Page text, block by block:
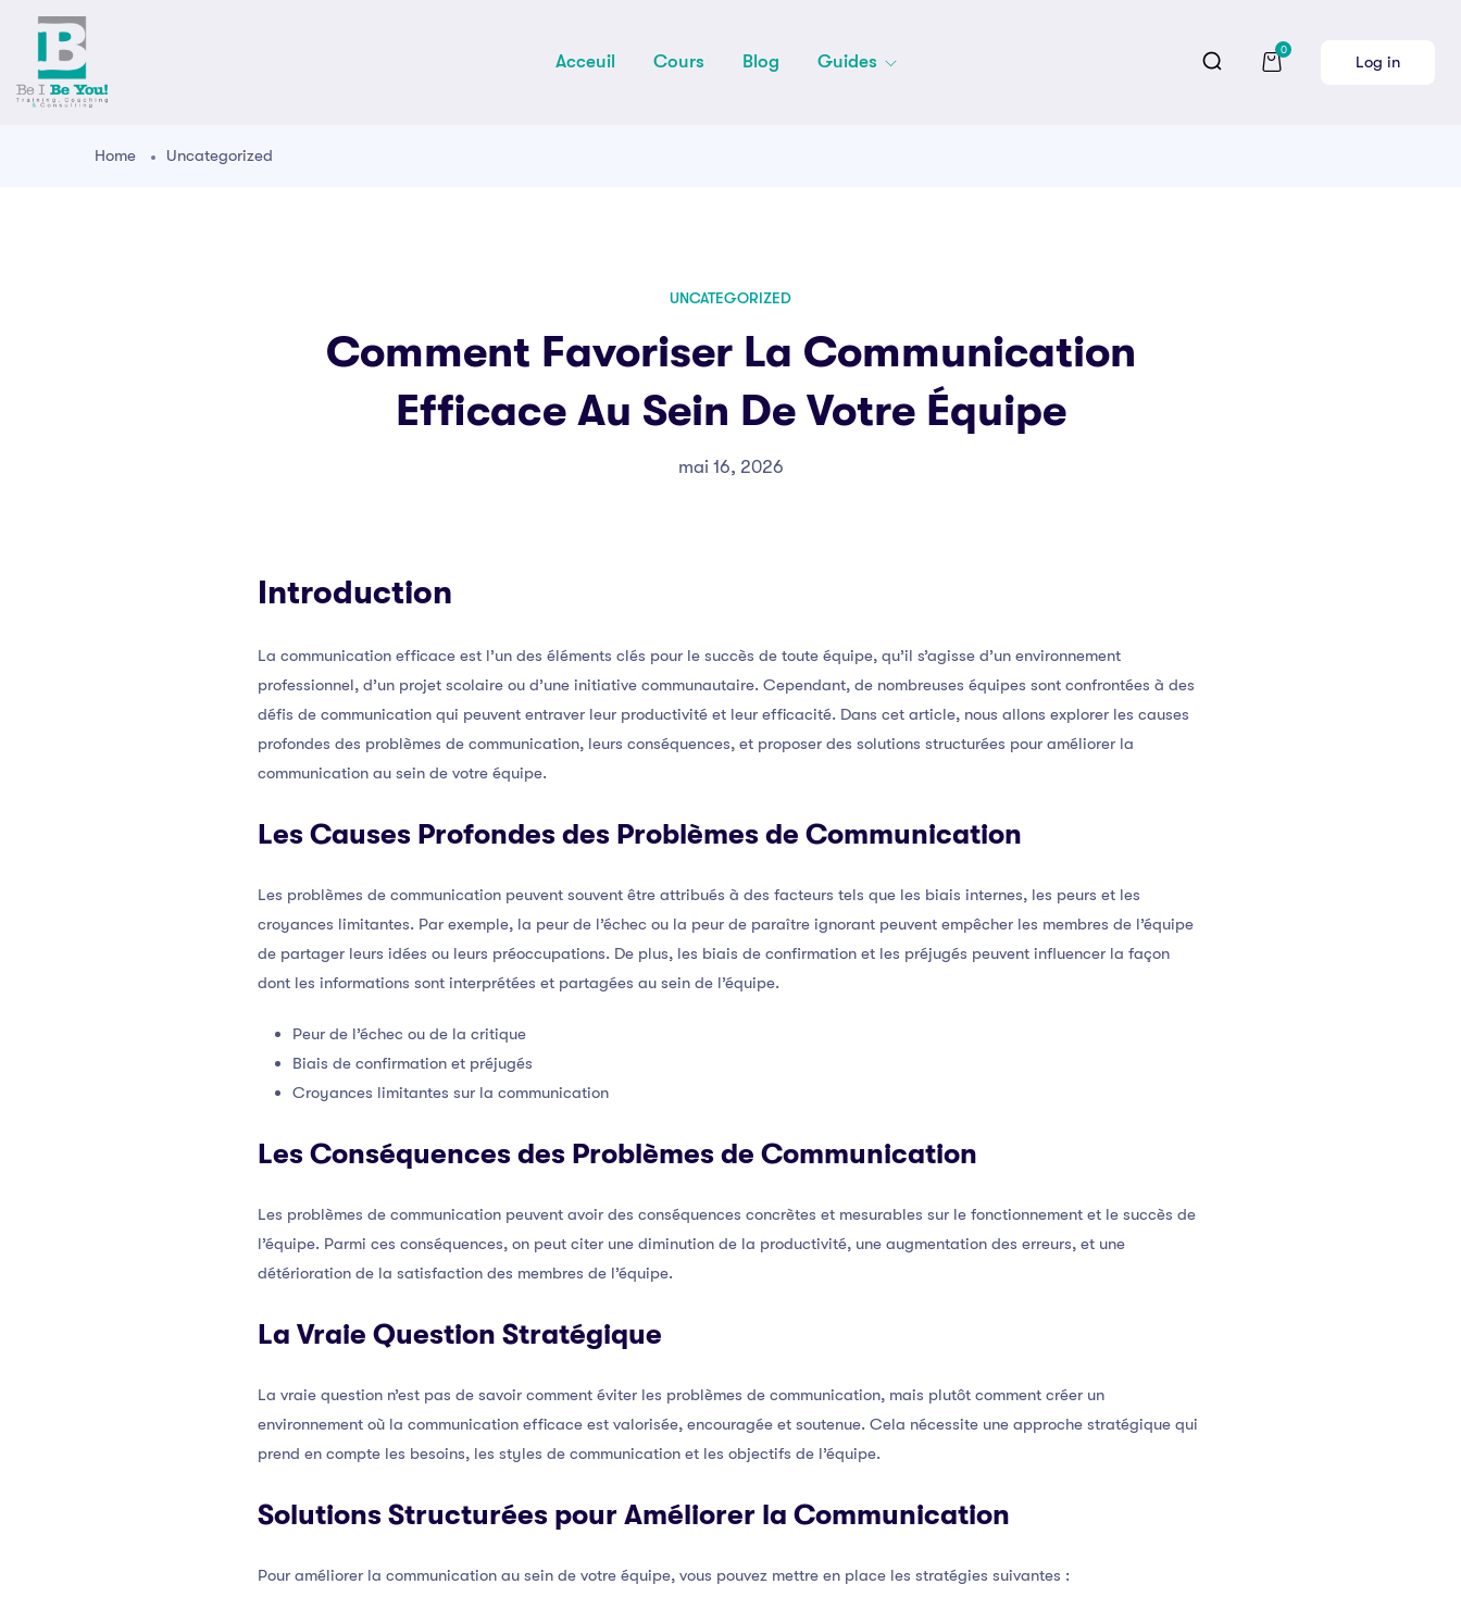
Acceuil Cours Blog Guides
0
Log in
Home Uncategorized
UNCATEGORIZED
Comment Favoriser La Communication
Efficace Au Sein De Votre Équipe
mai 16, 2026
Introduction
La communication efficace est l’un des éléments clés pour le succès de toute équipe, qu’il s’agisse d’un environnement
professionnel, d’un projet scolaire ou d’une initiative communautaire. Cependant, de nombreuses équipes sont confrontées à des
défis de communication qui peuvent entraver leur productivité et leur efficacité. Dans cet article, nous allons explorer les causes
profondes des problèmes de communication, leurs conséquences, et proposer des solutions structurées pour améliorer la
communication au sein de votre équipe.
Les Causes Profondes des Problèmes de Communication
Les problèmes de communication peuvent souvent être attribués à des facteurs tels que les biais internes, les peurs et les
croyances limitantes. Par exemple, la peur de l’échec ou la peur de paraître ignorant peuvent empêcher les membres de l’équipe
de partager leurs idées ou leurs préoccupations. De plus, les biais de confirmation et les préjugés peuvent influencer la façon
dont les informations sont interprétées et partagées au sein de l’équipe.
Peur de l’échec ou de la critique
Biais de confirmation et préjugés
Croyances limitantes sur la communication
Les Conséquences des Problèmes de Communication
Les problèmes de communication peuvent avoir des conséquences concrètes et mesurables sur le fonctionnement et le succès de
l’équipe. Parmi ces conséquences, on peut citer une diminution de la productivité, une augmentation des erreurs, et une
détérioration de la satisfaction des membres de l’équipe.
La Vraie Question Stratégique
La vraie question n’est pas de savoir comment éviter les problèmes de communication, mais plutôt comment créer un
environnement où la communication efficace est valorisée, encouragée et soutenue. Cela nécessite une approche stratégique qui
prend en compte les besoins, les styles de communication et les objectifs de l’équipe.
Solutions Structurées pour Améliorer la Communication
Pour améliorer la communication au sein de votre équipe, vous pouvez mettre en place les stratégies suivantes :